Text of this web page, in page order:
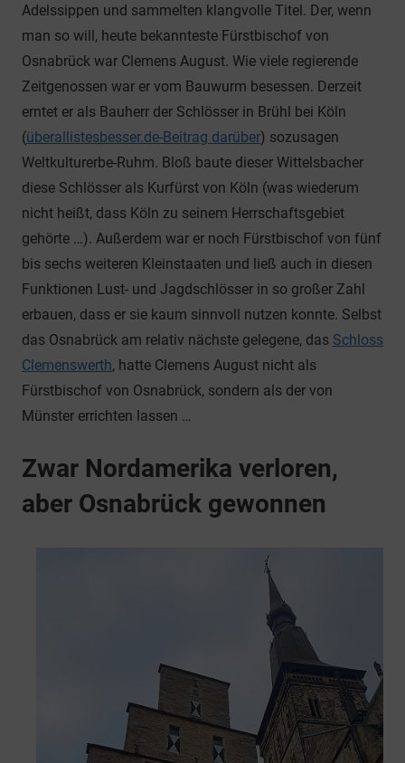
Adelssippen und sammelten klangvolle Titel. Der, wenn
man so will, heute bekannteste Fürstbischof von
Osnabrück war Clemens August. Wie viele regierende
Zeitgenossen war er vom Bauwurm besessen. Derzeit
erntet er als Bauherr der Schlösser in Brühl bei Köln
(überallistesbesser.de-Beitrag darüber) sozusagen
Weltkulturerbe-Ruhm. Bloß baute dieser Wittelsbacher
diese Schlösser als Kurfürst von Köln (was wiederum
nicht heißt, dass Köln zu seinem Herrschaftsgebiet
gehörte …). Außerdem war er noch Fürstbischof von fünf
bis sechs weiteren Kleinstaaten und ließ auch in diesen
Funktionen Lust- und Jagdschlösser in so großer Zahl
erbauen, dass er sie kaum sinnvoll nutzen konnte. Selbst
das Osnabrück am relativ nächste gelegene, das Schloss
Clemenswerth, hatte Clemens August nicht als
Fürstbischof von Osnabrück, sondern als der von
Münster errichten lassen …
Zwar Nordamerika verloren,
aber Osnabrück gewonnen